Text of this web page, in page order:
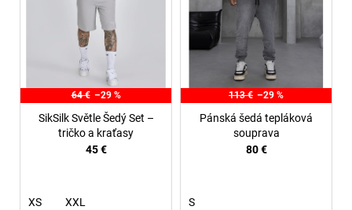
64 € –29 %
SikSilk Světle Šedý Set –
tričko a kraťasy
45 €
XS XXL
113 € –29 %
Pánská šedá tepláková
souprava
80 €
S